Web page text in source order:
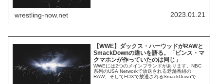
グは、彼女を非常に高く評価しています。NXT時
代から彼女のことをよく知る彼は、出演した
wrestling-now.net 2023.01.21
【WWE】ダックス・ハーウッドがRAWと
SmackDownの違いを語る。「ビンス・マ
クマホンが作っていたのは同じ」
WWEには2つのメインブランドがあります。NBC
系列のUSA Networkで放送される老舗番組の
RAW、そしてFOXで放送されるSmackDownで